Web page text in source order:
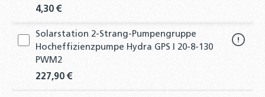
4,30 €
Solarstation 2-Strang-Pumpengruppe
Hocheffizienzpumpe Hydra GPS I 20-8-130
PWM2
227,90 €